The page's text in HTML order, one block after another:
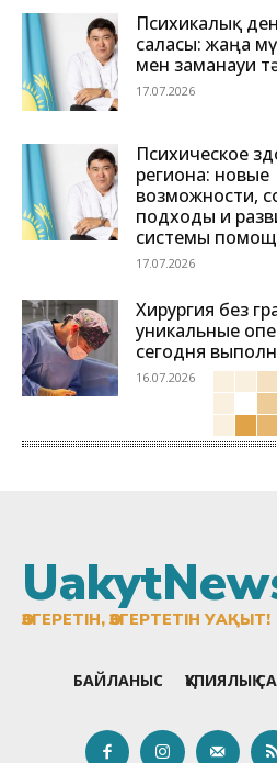
Психикалық
саласы: жаңа
мен заманауи
17.07.2026
Психическое
региона: новые
возможности,
подходы и
системы
17.07.2026
Хирургия без
уникальные
сегодня
16.07.2026
ӨЗГЕРЕТІН, ӨЗГЕРТЕТІН УАҚЫТ!
БАЙЛАНЫС ҚҰПИЯЛЫҚ